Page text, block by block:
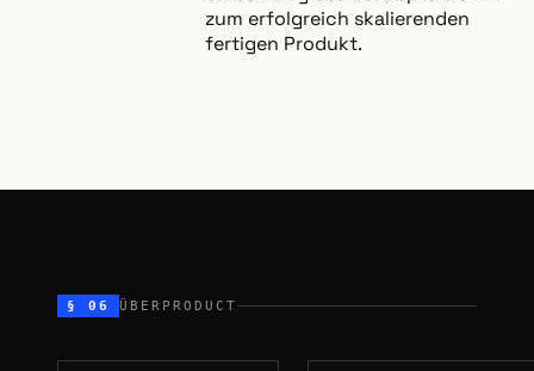
zum erfolgreich skalierenden
fertigen Produkt.
§ 06 ÜBERPRODUCT